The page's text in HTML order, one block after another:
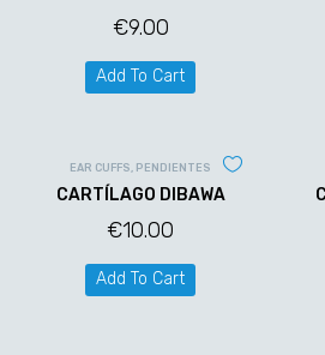
€9.00
Add To Cart
EAR CUFFS, PENDIENTES
CARTÍLAGO DIBAWA
€10.00
Add To Cart